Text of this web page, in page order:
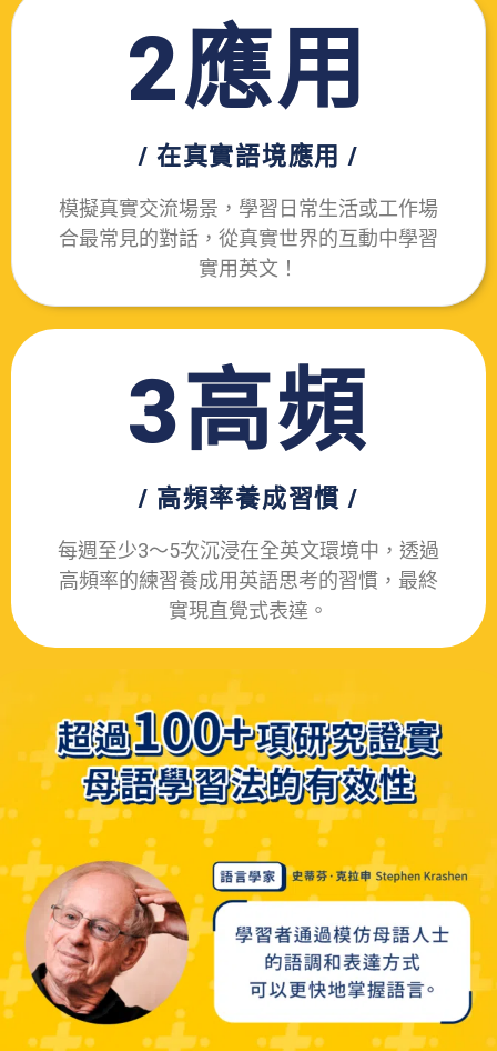
2應用
/ 在真實語境應用 /
模擬真實交流場景，學習日常生活或工作場
合最常見的對話，從真實世界的互動中學習
實用英文！
3高頻
/ 高頻率養成習慣 /
每週至少3～5次沉浸在全英文環境中，透過
高頻率的練習養成用英語思考的習慣，最終
實現直覺式表達。